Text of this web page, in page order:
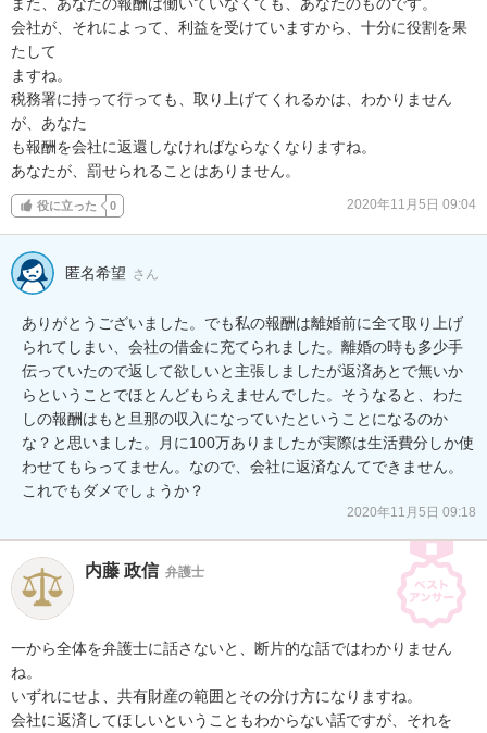
会社が、それによって、利益を受けていますから、十分に役割を果
たして
ますね。
税務署に持って行っても、取り上げてくれるかは、わかりません
が、あなた
も報酬を会社に返還しなければならなくなりますね。
あなたが、罰せられることはありません。
役に立った 0 2020年11月5日 09:04
匿名希望 さん
ありがとうございました。でも私の報酬は離婚前に全て取り上げ
られてしまい、会社の借金に充てられました。離婚の時も多少手
伝っていたので返して欲しいと主張しましたが返済あとで無いか
らということでほとんどもらえませんでした。そうなると、わた
しの報酬はもと旦那の収入になっていたということになるのか
な？と思いました。月に100万ありましたが実際は生活費分しか使
わせてもらってません。なので、会社に返済なんてできません。
これでもダメでしょうか？
2020年11月5日 09:18
内藤 政信 弁護士
一から全体を弁護士に話さないと、断片的な話ではわかりません
ね。
いずれにせよ、共有財産の範囲とその分け方になりますね。
会社に返済してほしいということもわからない話ですが、それを